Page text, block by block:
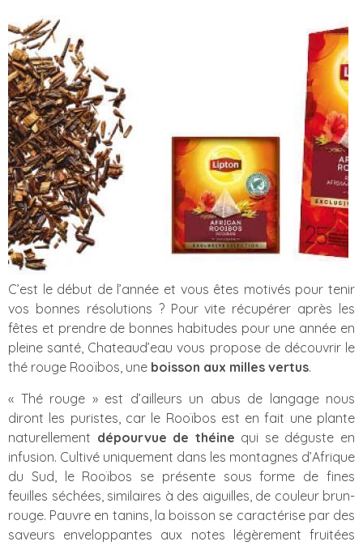
C’est le début de l’année et vous êtes motivés pour tenir
vos bonnes résolutions ? Pour vite récupérer après les
fêtes et prendre de bonnes habitudes pour une année en
pleine santé, Chateaud’eau vous propose de découvrir le
thé rouge Rooïbos, une boisson aux milles vertus.
« Thé rouge » est d’ailleurs un abus de langage nous
diront les puristes, car le Rooïbos est en fait une plante
naturellement dépourvue de théine qui se déguste en
infusion. Cultivé uniquement dans les montagnes d’Afrique
du Sud, le Rooïbos se présente sous forme de fines
feuilles séchées, similaires à des aiguilles, de couleur brun-
rouge. Pauvre en tanins, la boisson se caractérise par des
saveurs enveloppantes aux notes légèrement fruitées